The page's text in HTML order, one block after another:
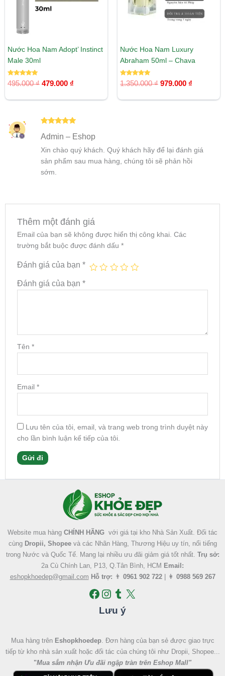
Nước Hoa Nam Adopt’ Instinct
Male 30ml
Được xếp
hạng
495.000₫ 479.000 ₫
Nước Hoa Nam Luxury
Abraham 50ml – Chava
Được xếp
hạng
1.350.000₫ 979.000 ₫
hạng55
Admin – Eshop
Xin chào quý khách. Quý khách hãy để lại đánh giá
sản phẩm sau mua hàng, chúng tôi sẽ phản hồi
sớm.
Thêm một đánh giá
Email của bạn sẽ không được hiển thị công khai. Các
trường bắt buộc được đánh dấu *
Đánh giá của bạn *
Đánh giá của bạn *
Tên *
Email *
Lưu tên của tôi, email, và trang web trong trình duyệt này
cho lần bình luận kế tiếp của tôi.
Website mua hàng CHÍNH HÃNG với giá tại kho Nhà Sản Xuất. Đối tác
cùng Dropii, Shopeevà các Nhãn Hàng, Thương Hiệu uy tín, nổi tiếng
trong Nước và Quốc Tế. Mang lại nhiều ưu đãi giảm giá tốt nhất. Trụ sở:
2a Cù Chính Lan, P13, Q.Tân Bình, HCM Email:
eshopkhoedep@gmail.com Hỗ trợ: 👨 0961 902 722| 👩 0988 569 267
Lưu ý
Mua hàng trên Eshopkhoedep. Đơn hàng của bạn sẻ được giao trực
tiếp từ kho nhà sản xuất hoặc đối tác của chúng tôi như Dropii, Shopee...
"Mua sắm nhận Ưu đãi ngập tràn trên Eshop Mall"